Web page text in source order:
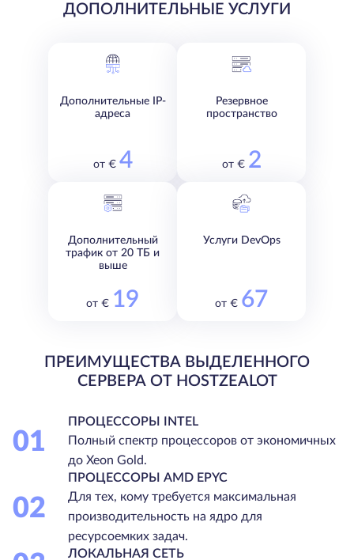
ДОПОЛНИТЕЛЬНЫЕ УСЛУГИ
Дополнительные IP-
адреса
от € 4
Резервное
пространство
от € 2
Дополнительный
трафик от 20 ТБ и
выше
от € 19
Услуги DevOps
от € 67
ПРЕИМУЩЕСТВА ВЫДЕЛЕННОГО
СЕРВЕРА ОТ HOSTZEALOT
01
ПРОЦЕССОРЫ INTEL
Полный спектр процессоров от экономичных
до Xeon Gold.
02
ПРОЦЕССОРЫ AMD EPYC
Для тех, кому требуется максимальная
производительность на ядро для
ресурсоемких задач.
ЛОКАЛЬНАЯ СЕТЬ